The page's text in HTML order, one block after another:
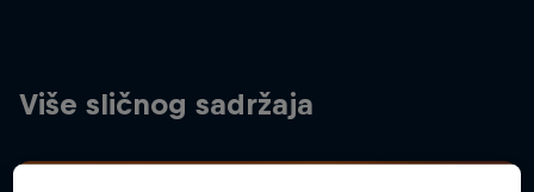
Više sličnog sadržaja